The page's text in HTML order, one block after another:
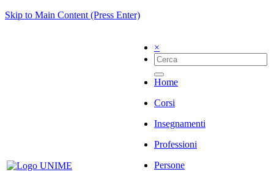
Skip to Main Content (Press Enter)
×
Home
Corsi
Insegnamenti
Professioni
Persone